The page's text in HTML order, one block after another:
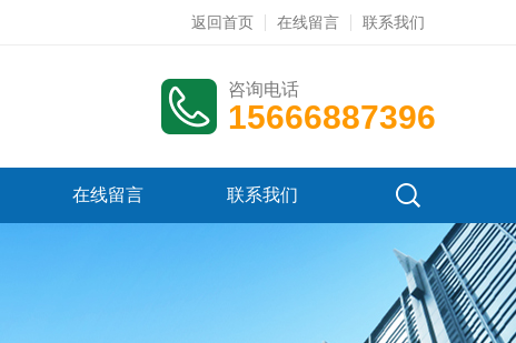
返回首页 在线留言 联系我们
咨询电话
15666887396
在线留言 联系我们